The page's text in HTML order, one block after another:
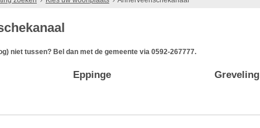
niet tussen? Bel dan met de gemeente via 0592-267777.
Eppinge Greveling